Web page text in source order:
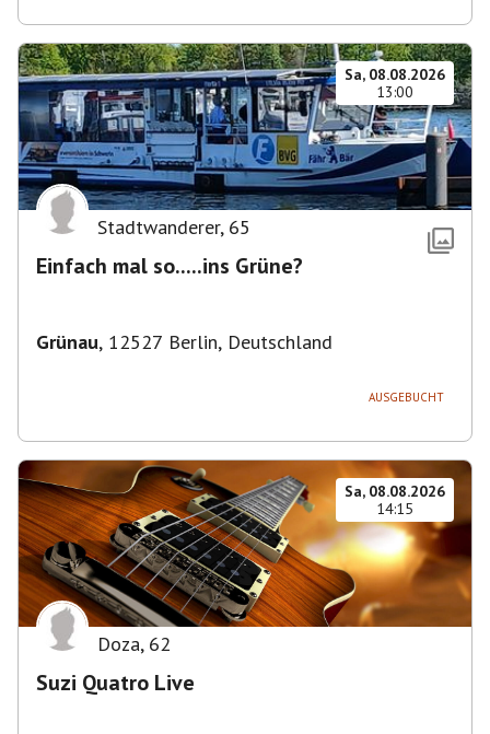
Sa, 08.08.2026
13:00
Stadtwanderer, 65
Einfach mal so.....ins Grüne?
Grünau, 12527 Berlin, Deutschland
AUSGEBUCHT
Sa, 08.08.2026
14:15
Doza, 62
Suzi Quatro Live